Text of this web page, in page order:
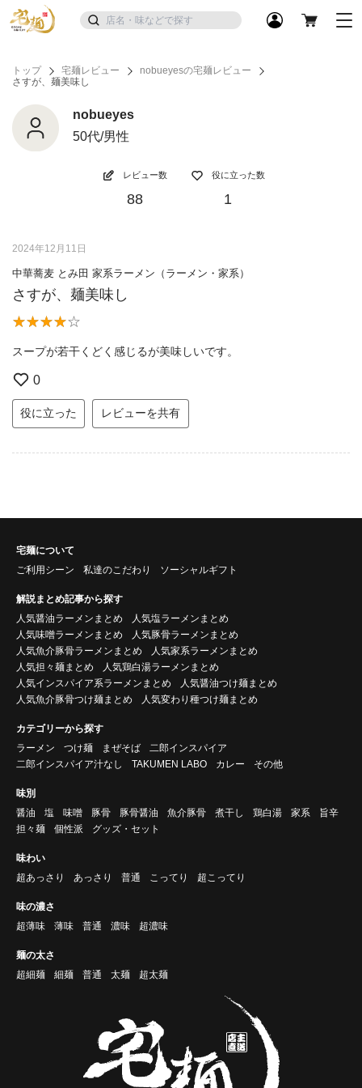
トップ 宅麺レビュー
nobueyesの宅麺レビュー
さすが、麺美味し
nobueyes
50代/男性
レビュー数
88
役に立った数
1
2024年12月11日
中華蕎麦 とみ田 家系ラーメン（ラーメン・家系）
さすが、麺美味し
スープが若干くどく感じるが美味しいです。
0
役に立った レビューを共有
宅麺について
ご利用シーン
私達のこだわり ソーシャルギフト
解説まとめ記事から探す
人気醤油ラーメンまとめ
人気塩ラーメンまとめ
人気味噌ラーメンまとめ
人気豚骨ラーメンまとめ
人気魚介豚骨ラーメンまとめ
人気家系ラーメンまとめ
人気担々麺まとめ
人気鶏白湯ラーメンまとめ
人気インスパイア系ラーメンまとめ
人気醤油つけ麺まとめ
人気魚介豚骨つけ麺まとめ
人気変わり種つけ麺まとめ
カテゴリーから探す
ラーメン
つけ麺 まぜそば
二郎インスパイア
二郎インスパイア汁なし
TAKUMEN LABO カレー その他
味別
醤油
塩 味噌 豚骨 豚骨醤油 魚介豚骨 煮干し 鶏白湯 家系
旨辛
担々麺
個性派 グッズ・セット
味わい
超あっさり
あっさり 普通 こってり 超こってり
味の濃さ
超薄味
薄味 普通 濃味 超濃味
麺の太さ
超細麺
細麺 普通 太麺 超太麺